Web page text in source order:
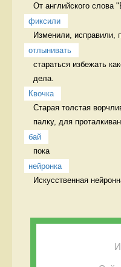
От английского слова
фиксили
Изменили, исправили,
отлынивать
стараться избежать
дела.
Квочка
Старая толстая
палку, для
бай
пока
нейронка
Искусственная